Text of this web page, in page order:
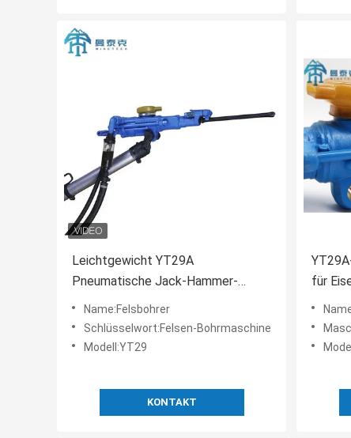
Leichtgewicht YT29A
Pneumatische Jack-Hammer-
Gesteinsbohrmaschine zum
Tunnelbauen
Name:Felsbohrer
Schlüsselwort:Felsen-Bohrmaschine
Modell:YT29
KONTAKT
für
MTH